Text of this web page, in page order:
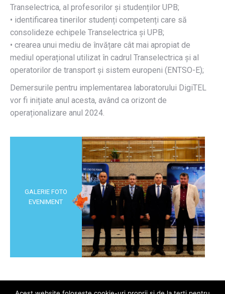
Transelectrica, al profesorilor și studenților UPB;
• identificarea tinerilor studenți competenți care să
consolideze echipele Transelectrica și UPB;
• crearea unui mediu de învățare cât mai apropiat de
mediul operațional utilizat în cadrul Transelectrica și al
operatorilor de transport și sistem europeni (ENTSO-E);
Demersurile pentru implementarea laboratorului DigiTEL
vor fi inițiate anul acesta, având ca orizont de
operaționalizare anul 2024.
GALERIE FOTO
EVENIMENT